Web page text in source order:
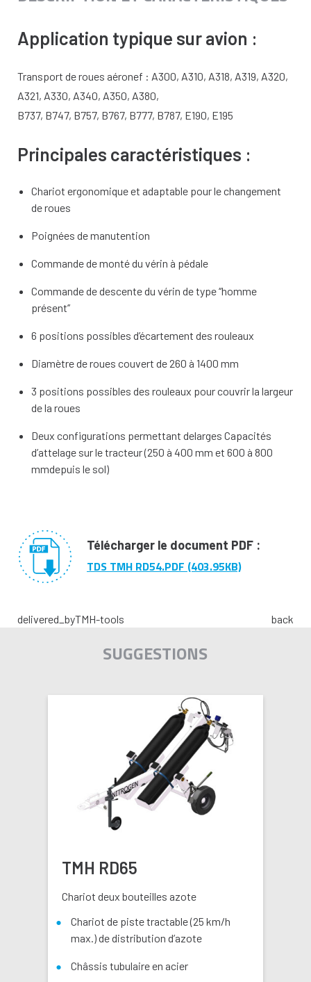
Application typique sur avion :
Transport de roues aéronef : A300, A310, A318, A319, A320,
A321, A330, A340, A350, A380,
B737, B747, B757, B767, B777, B787, E190, E195
Principales caractéristiques :
Chariot ergonomique et adaptable pour le changement
de roues
Poignées de manutention
Commande de monté du vérin à pédale
Commande de descente du vérin de type ‘‘homme
présent’’
6 positions possibles d’écartement des rouleaux
Diamètre de roues couvert de 260 à 1400 mm
3 positions possibles des rouleaux pour couvrir la largeur
de la roues
Deux configurations permettant delarges Capacités
d’attelage sur le tracteur (250 à 400 mm et 600 à 800
mmdepuis le sol)
Télécharger le document PDF :
TDS TMH RD54.PDF (403.95KB)
delivered_byTMH-tools back
SUGGESTIONS
TMH RD65
Chariot deux bouteilles azote
Chariot de piste tractable (25 km/h
max.) de distribution d’azote
Châssis tubulaire en acier